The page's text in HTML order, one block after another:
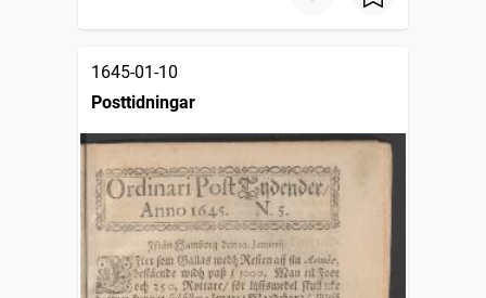
1645-01-10
Posttidningar